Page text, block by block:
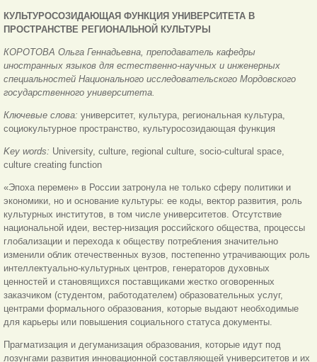
КУЛЬТУРОСОЗИДАЮЩАЯ ФУНКЦИЯ УНИВЕРСИТЕТА В
ПРОСТРАНСТВЕ РЕГИОНАЛЬНОЙ КУЛЬТУРЫ
КОРОТОВА Ольга Геннадьевна, преподаватель кафедры
иностранных языков для естественно-научных и инженерных
специальностей Национального исследовательского Мордовского
государственного университета.
Ключевые слова: университет, культура, региональная культура,
социокультурное пространство, культуросозидающая функция
Key words: University, culture, regional culture, socio-cultural space,
culture creating function
«Эпоха перемен» в России затронула не только сферу политики и
экономики, но и основание культуры: ее коды, вектор развития, роль
культурных институтов, в том числе университетов. Отсутствие
национальной идеи, вестер-низация российского общества, процессы
глобализации и перехода к обществу потребления значительно
изменили облик отечественных вузов, постепенно утрачивающих роль
интеллектуально-культурных центров, генераторов духовных
ценностей и становящихся поставщиками жестко оговоренных
заказчиком (студентом, работодателем) образовательных услуг,
центрами формального образования, которые выдают необходимые
для карьеры или повышения социального статуса документы.
Прагматизация и дегуманизация образования, которые идут под
лозунгами развития инновационной составляющей университетов и их